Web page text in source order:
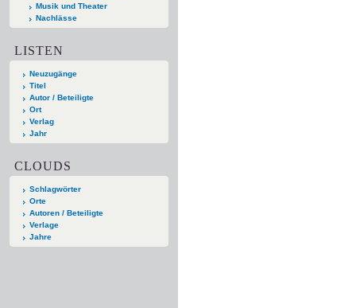
Musik und Theater
Nachlässe
LISTEN
Neuzugänge
Titel
Autor / Beteiligte
Ort
Verlag
Jahr
CLOUDS
Schlagwörter
Orte
Autoren / Beteiligte
Verlage
Jahre